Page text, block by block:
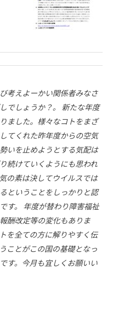
考えよーかい関係者みなさ
でしょうか？。 新たな年度
ました。様々なコトをまざ
てくれた昨年度からの空気
いを止めようとする気配は
続けていくようにも思われ
の素は決してウイルスでは
ということをしっかりと認
す。
年度が替わり障害福祉
酬改定等の変化もありま
を全ての方に解りやすく伝
ことがこの国の基礎となっ
す。今月も宜しくお願いい